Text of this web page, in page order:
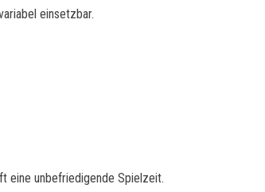
einsetzbar.
eine unbefriedigende Spielzeit.